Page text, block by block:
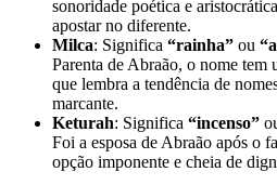
sonoridade poética e
apostar no diferente.
Milca: Significa “rainha” ou
Parenta de Abraão, o nome tem
que lembra a tendência de
marcante.
Keturah: Significa “incenso”
Foi a esposa de Abraão após o
opção imponente e cheia de